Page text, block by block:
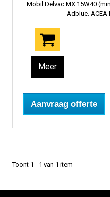
Mobil Delvac MX 15W40
Adblue. ACEA
Meer
Aanvraag offerte
Toont 1 - 1 van 1 item